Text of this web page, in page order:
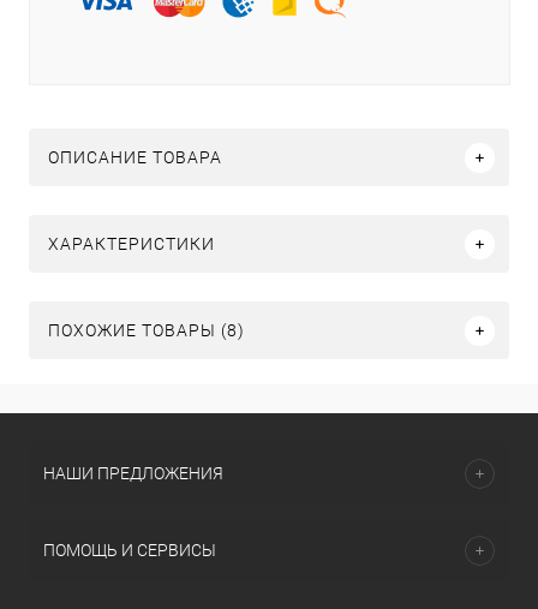
ОПИСАНИЕ ТОВАРА
ХАРАКТЕРИСТИКИ
ПОХОЖИЕ ТОВАРЫ (8)
НАШИ ПРЕДЛОЖЕНИЯ
ПОМОЩЬ И СЕРВИСЫ